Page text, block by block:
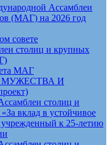
Ассамблеи
(МАГ) на 2026 год
совете
столиц и крупных
МАГ
МУЖЕСТВА И
столиц и
вклад в устойчивое
к 25-летию